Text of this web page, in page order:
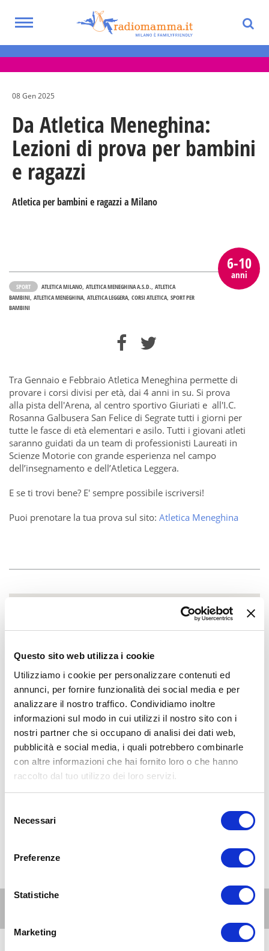
Questo sito web utilizza i cookie
Utilizziamo i cookie per personalizzare contenuti ed
annunci, per fornire funzionalità dei social media e per
analizzare il nostro traffico. Condividiamo inoltre
informazioni sul modo in cui utilizzi il nostro sito con i
nostri partner che si occupano di analisi dei dati web,
pubblicità e social media, i quali potrebbero combinarle
con altre informazioni che hai fornito loro o che hanno
raccolto dal tuo utilizzo dei loro servizi.
delNecessari
Preferenze
Statistiche
Marketing
main
Toggle
Eventi per bambini, ragazzi e adolescenti
nella Città Metropolitana di Milano
08 Gen 2025
Da Atletica Meneghina:
Lezioni di prova per bambini
e ragazzi
Atletica per bambini e ragazzi a Milano
6-10
anni
SPORT ATLETICA MILANO ATLETICA MENEGHINA A.S.D. ATLETICA
BAMBINI ATLETICA MENEGHINA ATLETICA LEGGERA CORSI ATLETICA SPORT PER
BAMBINI
Tra Gennaio e Febbraio Atletica Meneghina permette di
provare i corsi divisi per età, dai 4 anni in su. Si prova
alla pista dell'Arena, al centro sportivo Giuriati e all'I.C.
Rosanna Galbusera San Felice di Segrate tutti i giorni per
tutte le fasce di età elementari e asilo. Tutti i giovani atleti
saranno guidati da un team di professionisti Laureati in
Scienze Motorie con grande esperienza nel campo
dell’insegnamento e dell’Atletica Leggera.
E se ti trovi bene? E' sempre possibile iscriversi!
Puoi prenotare la tua prova sul sito: Atletica Meneghina
Altri eventi per questa età